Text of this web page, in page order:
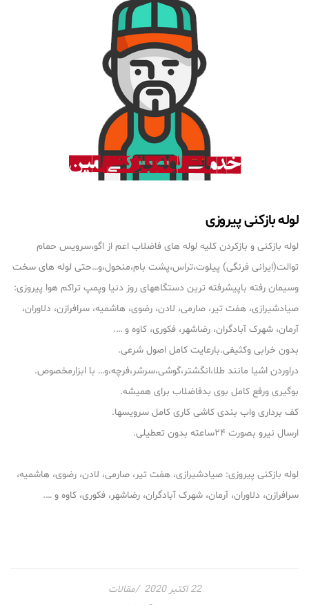
لوله بازکنی پیروزی
لوله بازکنی و بازکردن کلیه لوله های فاضلاب اعم از اگو،سرویس حمام
توالت(ایرانی فرنگی) پیلوت،تراس،پشت بام،منحول،و…حتی لوله های سخت
وسیمان رفته باپیشرفته ترین دستگاههای روز دنیا وپمپ تراکم هوا پیروزی:
صیادشیرازی، هفت تیر، صارمی، لادن، رضوی، هاشمیه، سرافرازن، دلاوران،
آرمان، شهرک آبادگران، رضاشهر، فکوری، کاوه و ….
بدون خرابی وکثیفی.بارعایت کامل اصول شرعی.
دراوردن اشیا مانند طلا،انگشتر،گوشی،سرشر،فرچه،و… با ابزارمخصوص.
بوگیری ورفع کامل بوی بدفاضلاب برای همیشه.
کف برداری واب بندی کاشی کاری کامل سرویسها.
ارسال نیرو بصورت ۲۴ساعته بدون تعطیلی.
لوله بازکنی پیروزی: صیادشیرازی، هفت تیر، صارمی، لادن، رضوی، هاشمیه،
سرافرازن، دلاوران، آرمان، شهرک آبادگران، رضاشهر، فکوری، کاوه و ….
22 اکتبر 2020 مقالات